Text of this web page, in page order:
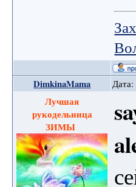
DimkinaMama Дата:
Лучшая
рукодельница
ЗИМЫ